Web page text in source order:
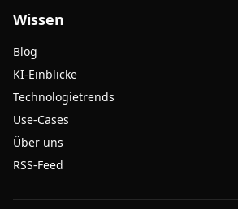
Wissen
Blog
KI-Einblicke
Technologietrends
Use-Cases
Über uns
RSS-Feed